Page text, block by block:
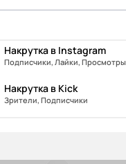
Накрутка в Instagram
Подписчики, Лайки, Просмотры
Накрутка в Kick
Зрители, Подписчики